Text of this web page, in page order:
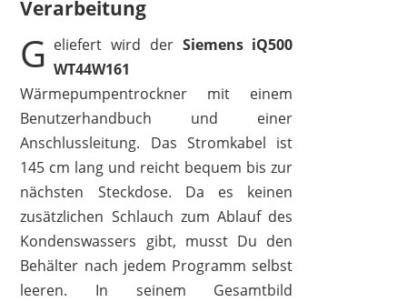
Verarbeitung
G eliefert wird der Siemens iQ500
WT44W161
Wärmepumpentrockner mit einem
Benutzerhandbuch und einer
Anschlussleitung. Das Stromkabel ist
145 cm lang und reicht bequem bis zur
nächsten Steckdose. Da es keinen
zusätzlichen Schlauch zum Ablauf des
Kondenswassers gibt, musst Du den
Behälter nach jedem Programm selbst
leeren. In seinem Gesamtbild